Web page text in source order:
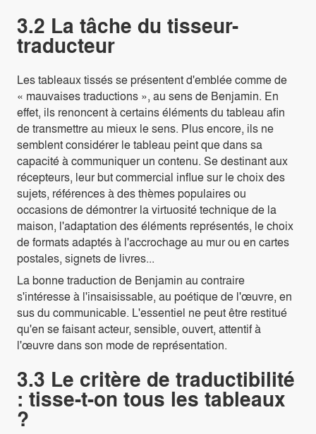
3.2 La tâche du tisseur-
traducteur
Les tableaux tissés se présentent d'emblée comme de
« mauvaises traductions », au sens de Benjamin. En
effet, ils renoncent à certains éléments du tableau afin
de transmettre au mieux le sens. Plus encore, ils ne
semblent considérer le tableau peint que dans sa
capacité à communiquer un contenu. Se destinant aux
récepteurs, leur but commercial influe sur le choix des
sujets, références à des thèmes populaires ou
occasions de démontrer la virtuosité technique de la
maison, l'adaptation des éléments représentés, le choix
de formats adaptés à l'accrochage au mur ou en cartes
postales, signets de livres...
La bonne traduction de Benjamin au contraire
s'intéresse à l'insaisissable, au poétique de l'œuvre, en
sus du communicable. L'essentiel ne peut être restitué
qu'en se faisant acteur, sensible, ouvert, attentif à
l'œuvre dans son mode de représentation.
3.3 Le critère de traductibilité
: tisse-t-on tous les tableaux
?